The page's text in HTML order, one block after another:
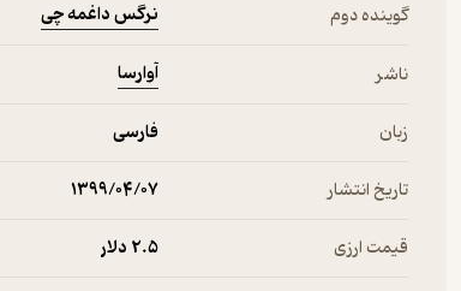
گوینده دوم نرگس داغمه چی
ناشر آوارسا
زبان فارسی
تاریخ انتشار ۱۳۹۹/۰۴/۰۷
قیمت ارزی 2.۵ دلار